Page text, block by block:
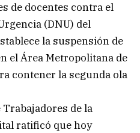
de docentes contra el
(DNU) del
la suspensión de
el Área Metropolitana de
contener la segunda ola
de la
ratificó que hoy